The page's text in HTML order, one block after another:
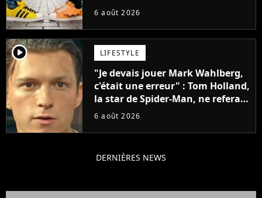
sneakers et je ne sais pas quoi en
6 août 2026
player2 LIFESTYLE
"Je devais jouer Mark Wahlberg,
c'était une erreur" : Tom Holland,
la star de Spider-Man, ne referait
pas ce blockbuster
6 août 2026
DERNIÈRES NEWS